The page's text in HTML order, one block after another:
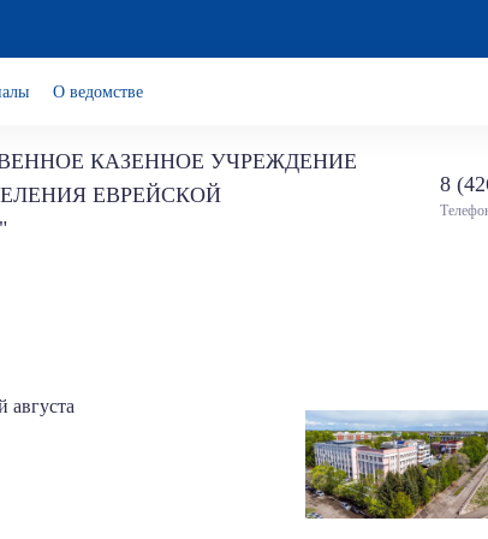
О ведомстве
КАЗЕННОЕ УЧРЕЖДЕНИЕ
ЕВРЕЙСКОЙ
8
августа